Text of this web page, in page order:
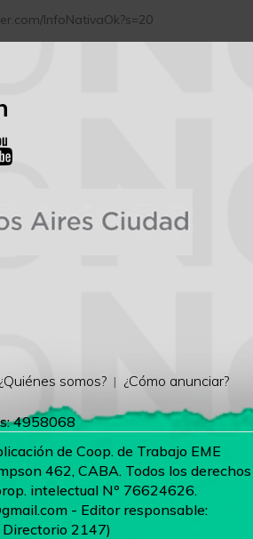
InfoNativaOk?s=20
¿Quiénes somos? ¿Cómo anunciar?
4958068
de Coop. de Trabajo EME
462, CABA. Todos los derechos
intelectual Nº 76624626.
- Editor responsable:
Directorio 2147)